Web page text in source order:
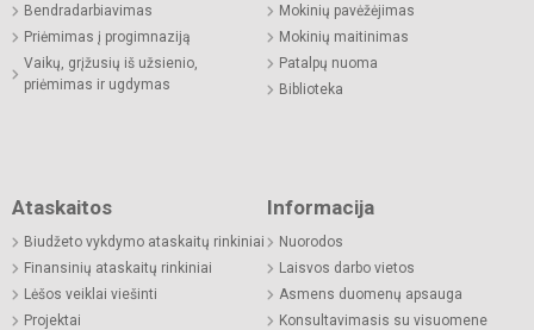
Bendradarbiavimas
Priėmimas į progimnaziją
Vaikų, grįžusių iš užsienio,
priėmimas ir ugdymas
Mokinių pavėžėjimas
Mokinių maitinimas
Patalpų nuoma
Biblioteka
Ataskaitos
Biudžeto vykdymo ataskaitų rinkiniai
Finansinių ataskaitų rinkiniai
Lėšos veiklai viešinti
Projektai
Informacija
Nuorodos
Laisvos darbo vietos
Asmens duomenų apsauga
Konsultavimasis su visuomene